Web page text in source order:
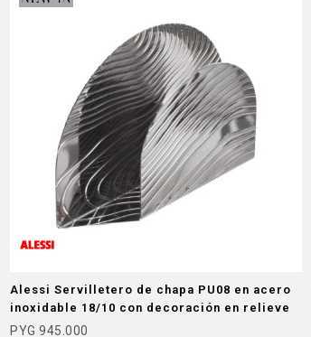
Alessi Servilletero de chapa PU08 en acero
inoxidable 18/10 con decoración en relieve
PYG 945.000